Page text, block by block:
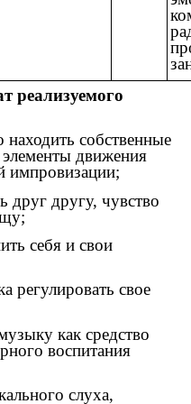
реализуемого
находить собственные
движения
импровизации;
друг другу, чувство
себя и свои
регулировать свое
как средство
воспитания
слуха,